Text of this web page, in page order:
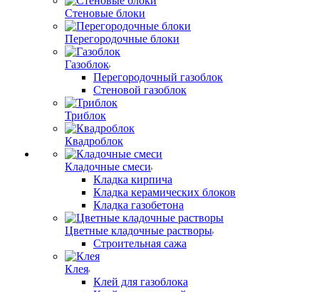
Стеновые блоки
Перегородочные блоки
Газоблок
Перегородочный газоблок
Стеновой газоблок
Триблок
Квадроблок
Кладочные смеси
Кладка кирпича
Кладка керамических блоков
Кладка газобетона
Цветные кладочные растворы
Строительная сажа
Клея
Клей для газоблока